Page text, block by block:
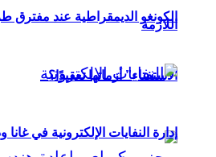
الكونغو الديمقراطية عند مفترق
الاستفتاء” أزماتها تعقيدًا؟
اللازمة
إدارة النفايات الإلكترونية في